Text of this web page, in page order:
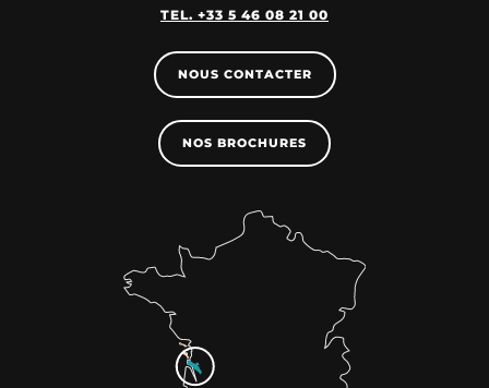
TEL. +33 5 46 08 21 00
NOUS CONTACTER
NOS BROCHURES